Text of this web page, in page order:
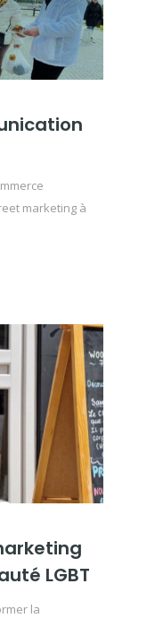
marketing à
LGBT
la